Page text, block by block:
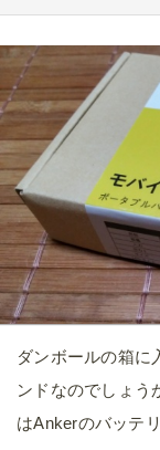
ダンボールの箱に
ンドなのでしょう
はAnkerのバッテ